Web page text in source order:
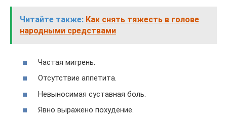
Читайте также: Как снять тяжесть в голове
народными средствами
Частая мигрень.
Отсутствие аппетита.
Невыносимая суставная боль.
Явно выражено похудение.